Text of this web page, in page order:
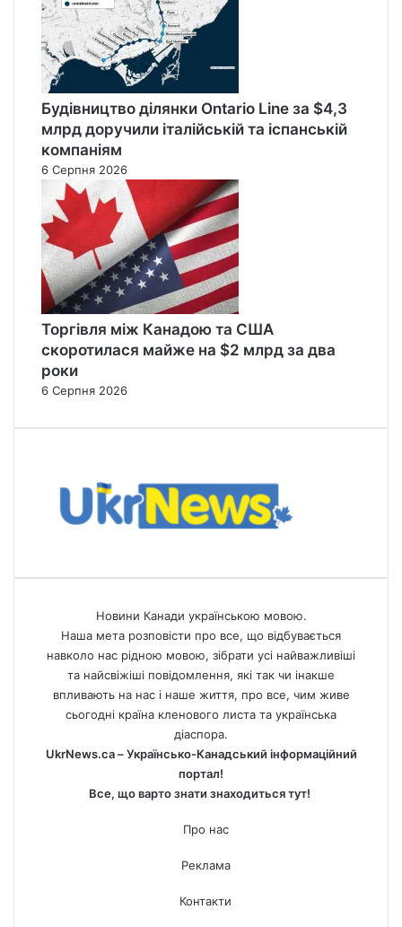
Будівництво ділянки Ontario Line за $4,3
млрд доручили італійській та іспанській
компаніям
6 Серпня 2026
Торгівля між Канадою та США
скоротилася майже на $2 млрд за два
роки
6 Серпня 2026
Новини Канади українською мовою.
Наша мета розповісти про все, що відбувається
навколо нас рідною мовою, зібрати усі найважливіші
та найсвіжіші повідомлення, які так чи інакше
впливають на нас і наше життя, про все, чим живе
сьогодні країна кленового листа та українська
діаспора.
UkrNews.ca – Українсько-Канадський інформаційний
портал!
Все, що варто знати знаходиться тут!
Про нас
Реклама
Контакти